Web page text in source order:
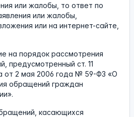
или жалобы, то ответ по
или жалобы,
или на интернет-сайте,
на порядок рассмотрения
предусмотренный ст. 11
от 2 мая 2006 года № 59-ФЗ «О
обращений граждан
касающихся